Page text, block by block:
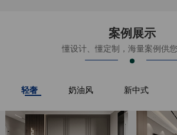
案例展示
懂设计、懂定制，海量案例供
轻奢 奶油风 新中式